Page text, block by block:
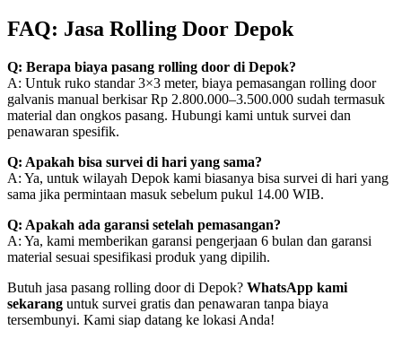
FAQ: Jasa Rolling Door Depok
Q: Berapa biaya pasang rolling door di Depok?
A: Untuk ruko standar 3×3 meter, biaya pemasangan rolling door
galvanis manual berkisar Rp 2.800.000–3.500.000 sudah termasuk
material dan ongkos pasang. Hubungi kami untuk survei dan
penawaran spesifik.
Q: Apakah bisa survei di hari yang sama?
A: Ya, untuk wilayah Depok kami biasanya bisa survei di hari yang
sama jika permintaan masuk sebelum pukul 14.00 WIB.
Q: Apakah ada garansi setelah pemasangan?
A: Ya, kami memberikan garansi pengerjaan 6 bulan dan garansi
material sesuai spesifikasi produk yang dipilih.
Butuh jasa pasang rolling door di Depok? WhatsApp kami
sekarang untuk survei gratis dan penawaran tanpa biaya
tersembunyi. Kami siap datang ke lokasi Anda!